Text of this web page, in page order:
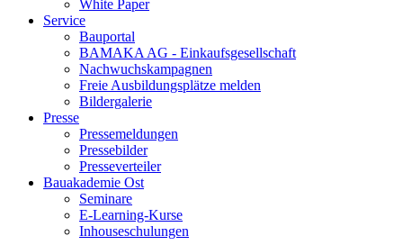
White Paper
Service
Bauportal
BAMAKA AG - Einkaufsgesellschaft
Nachwuchskampagnen
Freie Ausbildungsplätze melden
Bildergalerie
Presse
Pressemeldungen
Pressebilder
Presseverteiler
Bauakademie Ost
Seminare
E-Learning-Kurse
Inhouseschulungen